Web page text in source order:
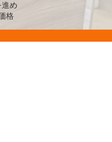
め
格